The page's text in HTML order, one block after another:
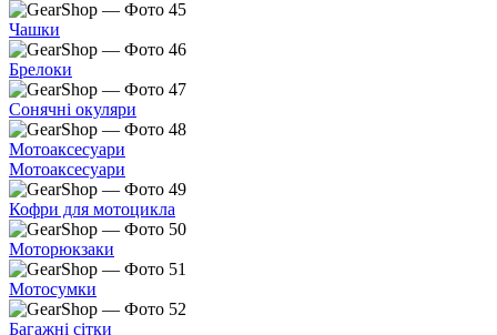
Чашки
Брелоки
Сонячні окуляри
Мотоаксесуари
Мотоаксесуари
Кофри для мотоцикла
Моторюкзаки
Мотосумки
Багажні сітки